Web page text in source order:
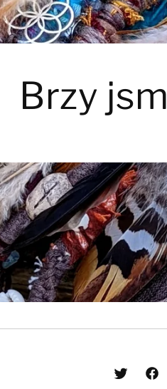
Brzy
Twitter